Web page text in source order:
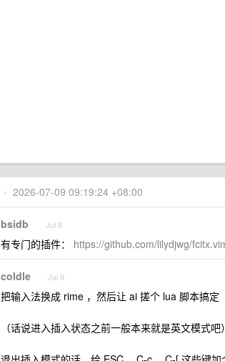
• 2026-07-09 09:19:24 +08:00
bsidb Jul 8
有专门的插件： https://github.com/lilydjwg/
coldle Jul 8
把输入法换成 rime ，然后让 ai 搓个 lua 脚本搞定
（话说进入插入状态之前一般本来就是英文模式吧）